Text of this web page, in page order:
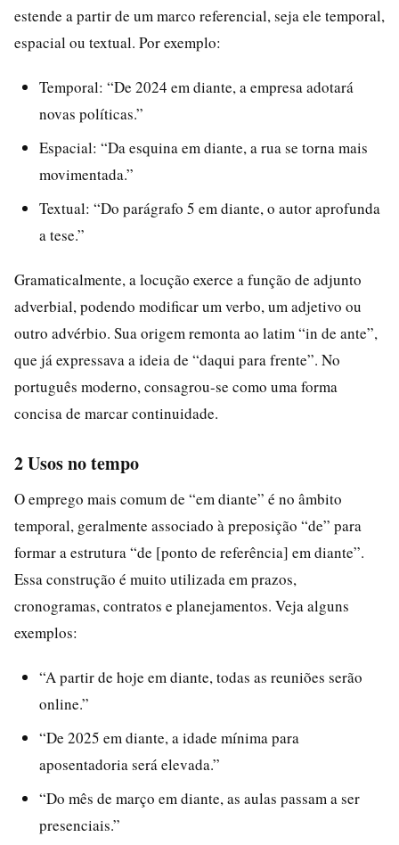
estende a partir de um marco referencial, seja ele temporal,
espacial ou textual. Por exemplo:
Temporal: “De 2024 em diante, a empresa adotará
novas políticas.”
Espacial: “Da esquina em diante, a rua se torna mais
movimentada.”
Textual: “Do parágrafo 5 em diante, o autor aprofunda
a tese.”
Gramaticalmente, a locução exerce a função de adjunto
adverbial, podendo modificar um verbo, um adjetivo ou
outro advérbio. Sua origem remonta ao latim “in de ante”,
que já expressava a ideia de “daqui para frente”. No
português moderno, consagrou-se como uma forma
concisa de marcar continuidade.
2 Usos no tempo
O emprego mais comum de “em diante” é no âmbito
temporal, geralmente associado à preposição “de” para
formar a estrutura “de [ponto de referência] em diante”.
Essa construção é muito utilizada em prazos,
cronogramas, contratos e planejamentos. Veja alguns
exemplos:
“A partir de hoje em diante, todas as reuniões serão
online.”
“De 2025 em diante, a idade mínima para
aposentadoria será elevada.”
“Do mês de março em diante, as aulas passam a ser
presenciais.”